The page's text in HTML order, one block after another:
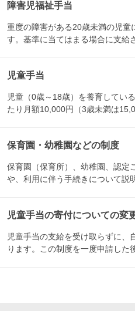
障害児福祉手当
重度の障害がある20歳未満の児童
す。基準に当てはまる場合に支給
児童手当
児童（0歳～18歳）を養育してい
たり月額10,000円（3歳未満は
保育園・幼稚園などの制度
保育園（保育所）、幼稚園、認定
や、利用に伴う手続きについて説
児童手当の寄付についての変
児童手当の支給を受け取らずに、
ります。この制度を一度申請した